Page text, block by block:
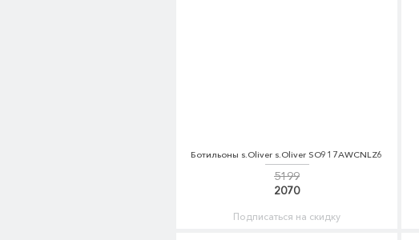
Ботильоны s.Oliver s.Oliver SO917AWCNLZ6
5199
2070
Подписаться на скидку